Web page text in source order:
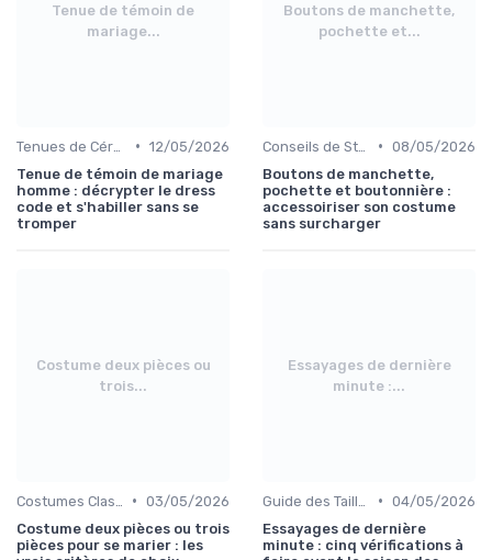
Tenue de témoin de
mariage...
• 12/05/2026
Tenue de témoin de mariage
homme : décrypter le dress
code et s'habiller sans se
tromper
Boutons de manchette,
pochette et...
• 08/05/2026
Boutons de manchette,
pochette et boutonnière :
accessoiriser son costume
sans surcharger
Costume deux pièces ou
trois...
• 03/05/2026
Costume deux pièces ou trois
pièces pour se marier : les
Essayages de dernière
minute :...
• 04/05/2026
Essayages de dernière
minute : cinq vérifications à